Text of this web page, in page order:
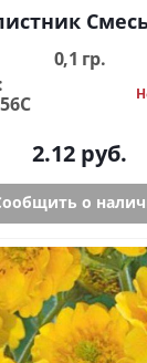
0,1 гр.
2.12 руб.
о